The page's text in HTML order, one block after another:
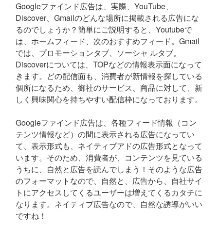
Googleファインド広告は、実際、YouTube、
Discover、Gmailのどんな場所に掲載される広告にな
るのでしょうか？簡単にご説明すると、Youtubeで
は、ホームフィード、次のおすすめフィード。Gmail
では、プロモーションタブ、ソーシャ ルタブ。
Discoverについては、TOPなどの情報表示面になって
きます。どの配信面も、消費者が新情報を探している
個所になるため、御社のサービス、商品に対して、新
しく興味関心を持ちやすい配信枠になっております。
Googleファインド広告は、各種フィード情報（コン
テンツ情報など）の間に表示される広告になってい
て、表示形式も、ネイティブアドの広告形式となって
います。そのため、消費者が、コンテンツを見ている
うちに、自然と広告を読んでしまう！そのような広告
のフォーマットなので、自然と、広告から、自社サイ
トにアクセスしてくるユーザーは増えてくるカタチに
なります。ネイティブ広告なので、自然な誘導がいい
ですね！